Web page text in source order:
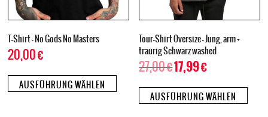
T-Shirt – No Gods No Masters
20,00€
AUSFÜHRUNG WÄHLEN
Tour-Shirt Oversize – Jung, arm +
traurig Schwarz washed
27,00€17,99€
AUSFÜHRUNG WÄHLEN